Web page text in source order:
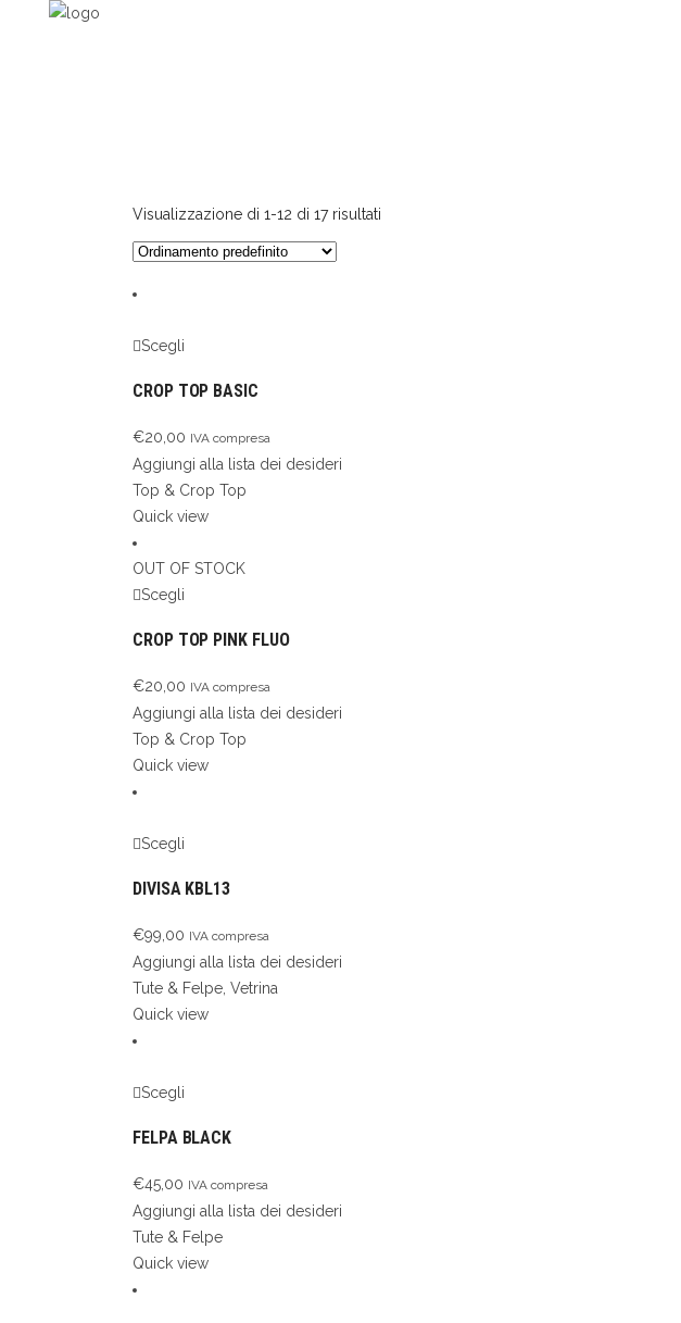
Visualizzazione di 1-12 di 17 risultati
Scegli
CROP TOP BASIC
€20,00 IVA compresa
Aggiungi alla lista dei desideri
Top & Crop Top
Quick view
OUT OF STOCK
Scegli
CROP TOP PINK FLUO
€20,00 IVA compresa
Aggiungi alla lista dei desideri
Top & Crop Top
Quick view
Scegli
DIVISA KBL13
€99,00 IVA compresa
Aggiungi alla lista dei desideri
Tute & Felpe Vetrina
Quick view
Scegli
FELPA BLACK
€45,00 IVA compresa
Aggiungi alla lista dei desideri
Tute & Felpe
Quick view